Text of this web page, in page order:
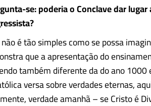
se: poderia o Conclave dar
é tão simples como se possa
que a apresentação do
também diferente da do ano 1000
versa sobre verdades eternas,
verdade amanhã – se Cristo é